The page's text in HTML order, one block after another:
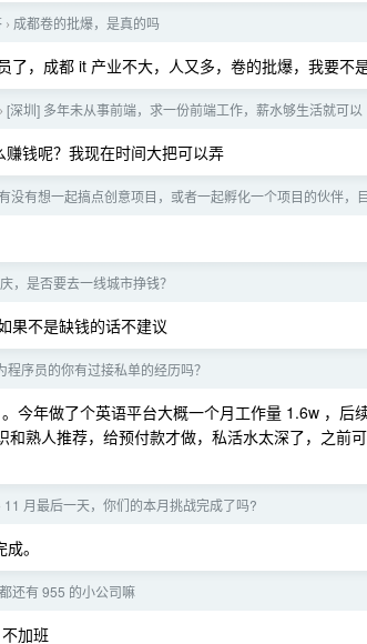
› 成都卷的批爆，是真的吗
，成都 it 产业不大，人又多，卷的批爆，我要不
› [深圳] 多年未从事前端，求一份前端工作，薪水够生活就可以
钱呢？我现在时间大把可以弄
没有想一起搞点创意项目，或者一起孵化一个项目的伙伴，
，是否要去一线城市挣钱？
果不是缺钱的话不建议
程序员的你有过接私单的经历吗？
今年做了个英语平台大概一个月工作量 1.6w ，后
熟人推荐，给预付款才做，私活水太深了，之前
11 月最后一天，你们的本月挑战完成了吗?
。
还有 955 的小公司嘛
加班